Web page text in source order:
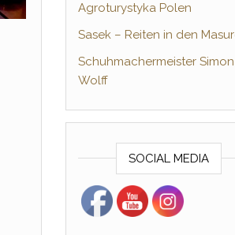
Agroturystyka Polen
Sasek – Reiten in den
Schuhmachermeister Simon
Wolff
SOCIAL MEDIA